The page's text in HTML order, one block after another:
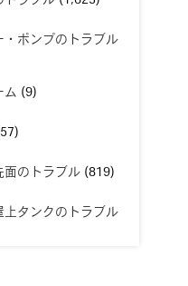
・ポンプのトラブル
ム (9)
面のトラブル(819)
上タンクのトラブル